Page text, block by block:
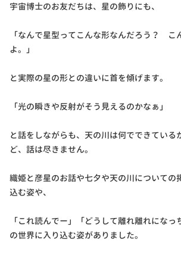
宇宙博士のお友だちは、星の飾りにも、
「なんで星型ってこんな形なんだろう？ こ
よ。」
と実際の星の形との違いに首を傾げます。
「光の瞬きや反射がそう見えるのかなぁ」
と話をしながらも、天の川は何でできている
ど、話は尽きません。
織姫と彦星のお話や七夕や天の川についての
込む姿や、
「これ読んでー」「どうして離れ離れになっ
の世界に入り込む姿がありました。